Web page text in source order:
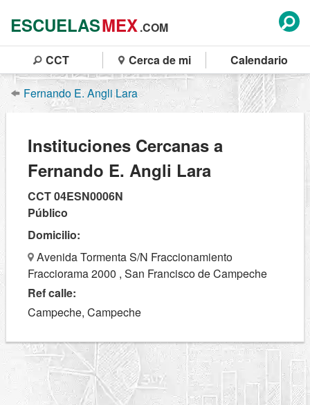
ESCUELASMEX.COM
CCT Cerca de mi Calendario
Fernando E. Angli Lara
Instituciones Cercanas a
Fernando E. Angli Lara
CCT 04ESN0006N
Público
Domicilio:
Avenida Tormenta S/N Fraccionamiento
Fracciorama 2000 , San Francisco de Campeche
Ref calle:
Campeche, Campeche